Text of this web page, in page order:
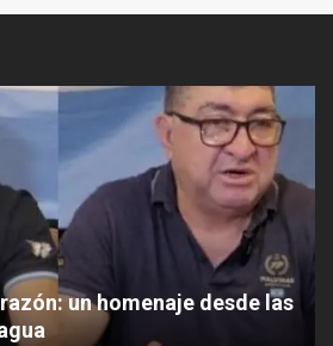
un homenaje desde las